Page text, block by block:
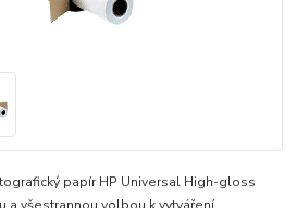
papír HP Universal High-gloss